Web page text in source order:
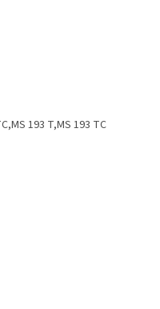
193 T,MS 193 TC